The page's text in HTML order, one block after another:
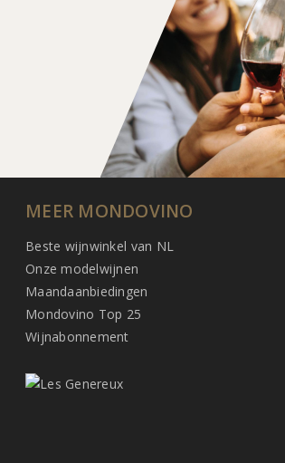
MEER MONDOVINO
Beste wijnwinkel van NL
Onze modelwijnen
Maandaanbiedingen
Mondovino Top 25
Wijnabonnement